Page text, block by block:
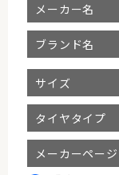
メーカー名
ブランド名
サイズ
タイヤタイプ
メーカーページ